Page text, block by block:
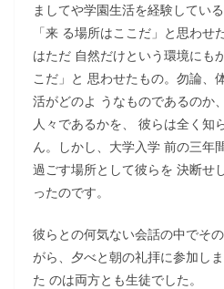
ましてや学園生活を経験してい
「来 る場所はここだ」と思わ
はただ 自然だけという環境にも
こだ」と 思わせたもの。勿論、
活がどのよ うなものであるのか
人々であるかを、 彼らは全く知
ん。しかし、大学入学 前の三年
過ごす場所として彼らを 決断せ
ったのです。
彼らとの何気ない会話の中でそ
がら、夕べと朝の礼拝に参加し
た のは両方とも生徒でした。